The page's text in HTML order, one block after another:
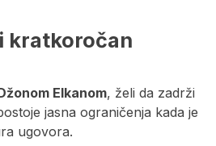
kratkoročan
Elkanom, želi da zadrži
jasna ograničenja kada je
ugovora.